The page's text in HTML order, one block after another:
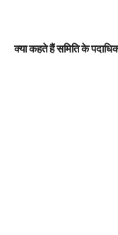
क्या कहते हैं समिति के